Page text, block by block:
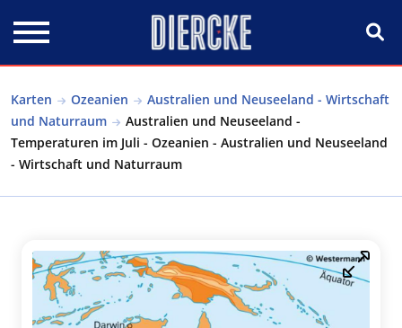
Karten Ozeanien
Australien und Neuseeland - Wirtschaft
und Naturraum
Australien und Neuseeland -
Temperaturen im Juli - Ozeanien - Australien und Neuseeland
- Wirtschaft und Naturraum